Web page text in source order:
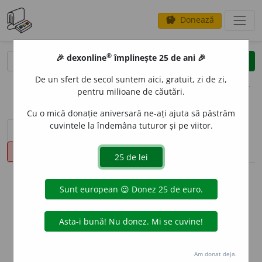
savings Donează
clear
opțiuni
sinteza definițiilor (1) definiții (10)
declinări
info
Aceste definiții sunt compilate de
echipa dexonline. Definițiile
originale se află pe filadefiniții.
Puteți reordona filele pe pagina de
🎉 dexonline® împlinește 25 de ani 🎉
De un sfert de secol suntem aici, gratuit, zi de zi,
pentru milioane de căutări.
Cu o mică donație aniversară ne-ați ajuta să păstrăm
cuvintele la îndemâna tuturor și pe viitor.
Am donat deja.